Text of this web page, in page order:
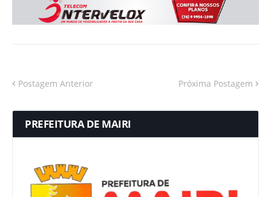
Postagem Anterior Próxima Postagem
PREFEITURA DE MAIRI